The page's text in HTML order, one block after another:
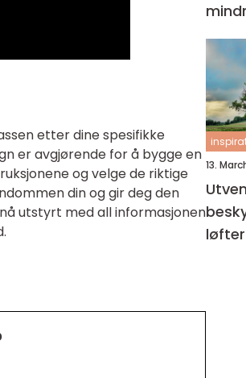
etter dine spesifikke
er avgjørende for å bygge en
og velge de riktige
din og gir deg den
utstyrt med all informasjonen
13.